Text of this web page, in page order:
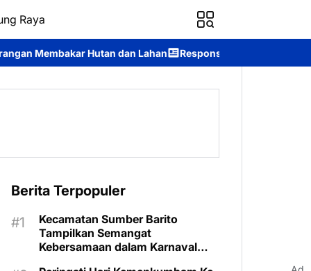
Raya
dan Lahan Respons Cepat Ditsamapta Polda Kalteng
Berita Terpopuler
Kecamatan Sumber Barito
Tampilkan Semangat
Kebersamaan dalam Karnaval